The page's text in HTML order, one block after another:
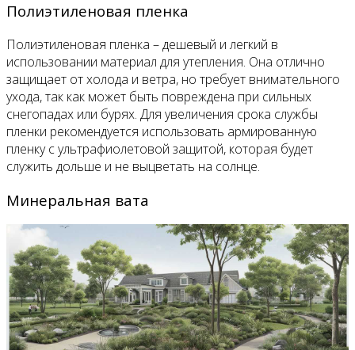
Полиэтиленовая пленка
Полиэтиленовая пленка – дешевый и легкий в
использовании материал для утепления. Она отлично
защищает от холода и ветра, но требует внимательного
ухода, так как может быть повреждена при сильных
снегопадах или бурях. Для увеличения срока службы
пленки рекомендуется использовать армированную
пленку с ультрафиолетовой защитой, которая будет
служить дольше и не выцветать на солнце.
Минеральная вата